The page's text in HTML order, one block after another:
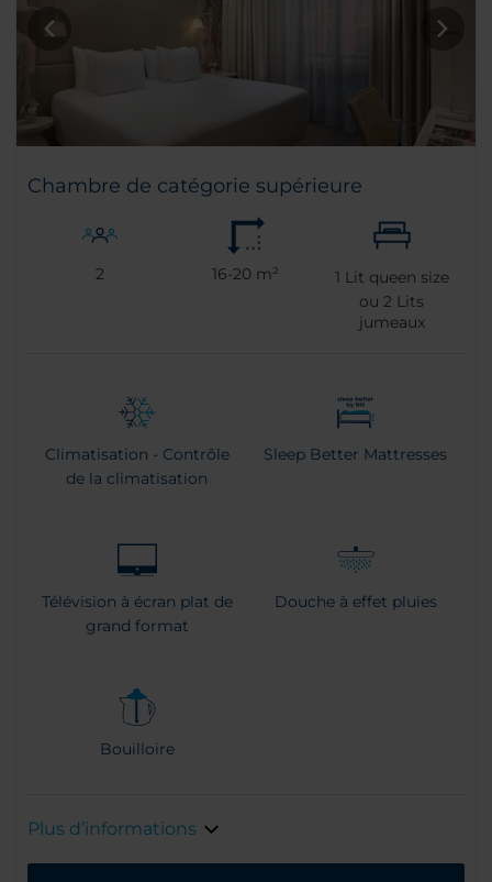
Chambre de catégorie supérieure
2 16-20 m² 1 Lit queen size
ou2 Lits
jumeaux
Climatisation - Contrôle
de la climatisation
Sleep Better Mattresses
Télévision à écran plat de
grand format
Douche à effet pluies
Bouilloire
Plus d’informations